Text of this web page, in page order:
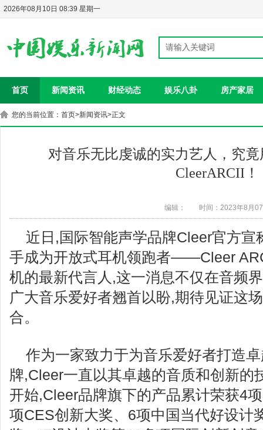
2026年08月10日 08:39 星期一
首页 新闻资讯 财经动态 娱乐八卦 房产家居
您的当前位置： 首页>新闻资讯>正文
对音乐无比虔诚的实力艺人，究
CleerARCII！
编辑： 时间：2023年8月
近日,国际智能声学品牌Cleer官方宣
手成为开放式耳机领跑者——Cleer
机的最新代言人,这一消息不仅在音频
广大音乐爱好者翘首以盼,期待见证这
合。
作为一家致力于为音乐爱好者打造
牌,Cleer一直以其卓越的音质和创新的
开始,Cleer品牌旗下的产品累计荣获4
项CES创新大奖、6项中国当代好设计